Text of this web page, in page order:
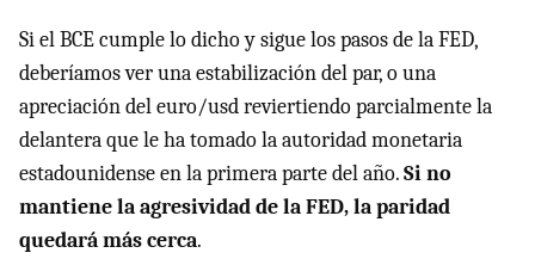
Si el BCE cumple lo dicho y sigue los pasos de la FED,
deberíamos ver una estabilización del par, o una
apreciación del euro/usd reviertiendo parcialmente la
delantera que le ha tomado la autoridad monetaria
estadounidense en la primera parte del año.Si no
mantiene la agresividad de la FED, la paridad
quedará más cerca.